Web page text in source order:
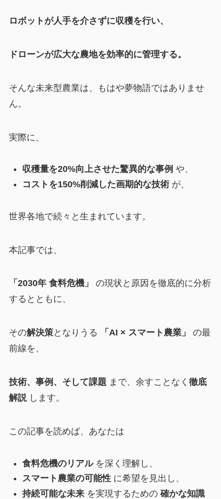
ロボットが人手を介さずに収穫を行い、
ドローンが広大な農地を効率的に管理する。
そんな未来型農業は、もはや夢物語ではありませ
ん。
実際に、
収穫量を20%向上させた驚異的な事例 や、
コストを150%削減した画期的な技術が、
世界各地で続々と生まれています。
本記事では、
「2030年 食料危機」
の現状と原因を徹底的に分析
するとともに、
その解決策となりうる 「AI × スマート農業」
の最
前線を、
技術、事例、そして課題 まで、余すことなく 徹底
解説します。
この記事を読めば、あなたは
食料危機のリアルを深く理解し、
スマート農業の可能性に希望を見出し、
持続可能な未来を実現するための 確かな知識